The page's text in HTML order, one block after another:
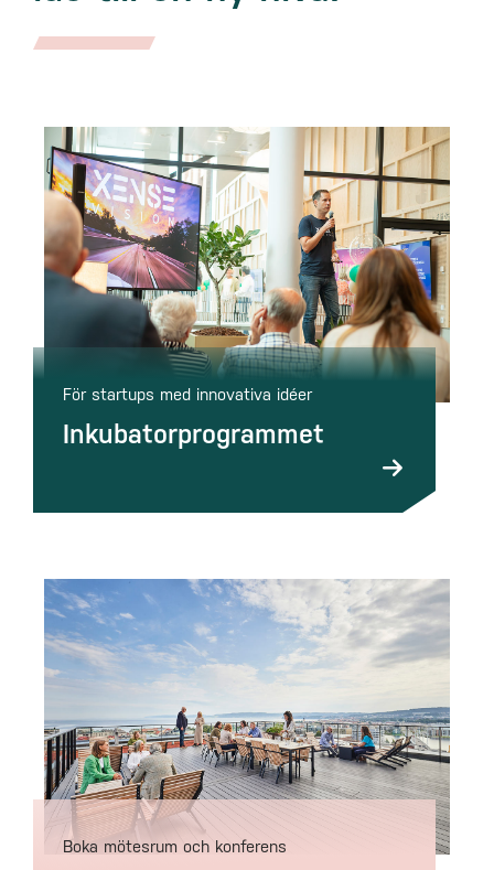
För startups med innovativa idéer
Inkubatorprogrammet
Boka mötesrum och konferens